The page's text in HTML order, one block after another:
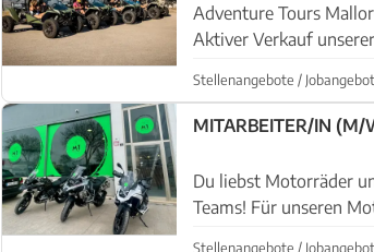
Adventure Tours Mallorca |
Aktiver Verkauf unserer Touren an
Stellenangebote /
Du liebst Motorräder
Teams! Für unseren Motorradverleih M1 Bikes Mallorca in Son Oms (Palma,
Stellenangebote /